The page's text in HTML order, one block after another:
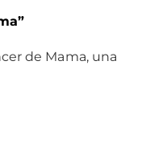
de Mama, una